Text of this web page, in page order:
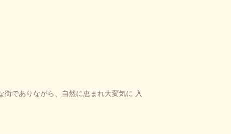
でありながら、自然に恵まれ大変気に 入